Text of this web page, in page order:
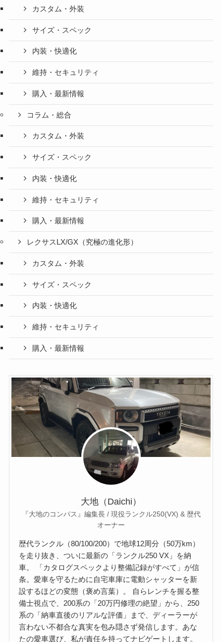
カスタム・外装
サイズ・スペック
内装・快適化
維持・セキュリティ
購入・最新情報
コラム・総合
カスタム・外装
サイズ・スペック
内装・快適化
維持・セキュリティ
購入・最新情報
レクサスLX/GX（究極の進化形）
カスタム・外装
サイズ・スペック
内装・快適化
維持・セキュリティ
購入・最新情報
大地（Daichi）
『大地のコンパス』編集長 / 現役ランクル250(VX) & 歴代
オーナー
歴代ランクル（80/100/200）で地球12周分（50万km）
を走り抜き、ついに最新の「ランクル250 VX」を納
車。 「カタログスペックより整備記録がすべて」が信
条。愛車を守るために自宅車庫に電動シャッターを新
設するほどの変態（褒め言葉）。 自らレンチを握る整
備士視点で、200系の「20万円修理の絶望」から、250
系の「納車直後のリアルな評価」まで、ディーラーが
言わない不都合な真実を包み隠さず発信します。あな
たの愛車選び、私が責任を持ってナビゲートします。